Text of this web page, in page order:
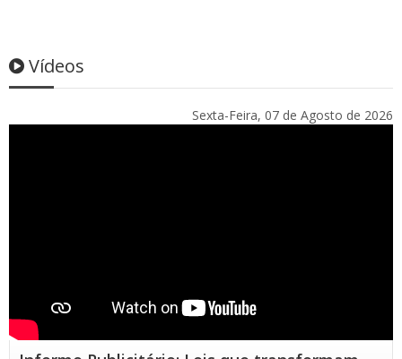
Vídeos
Sexta-Feira, 07 de Agosto de 2026